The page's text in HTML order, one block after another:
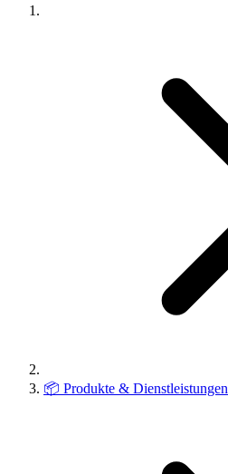
📦 Produkte & Dienstleistungen